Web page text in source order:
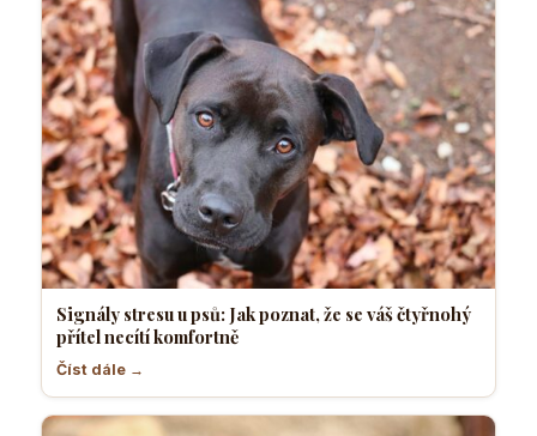
Signály stresu u psů: Jak poznat, že se váš čtyřnohý
přítel necítí komfortně
Číst dále →